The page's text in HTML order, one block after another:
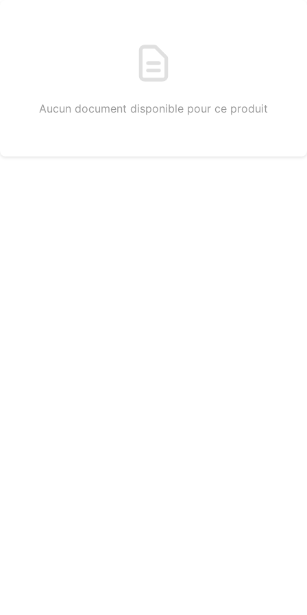
Aucun document disponible pour ce produit